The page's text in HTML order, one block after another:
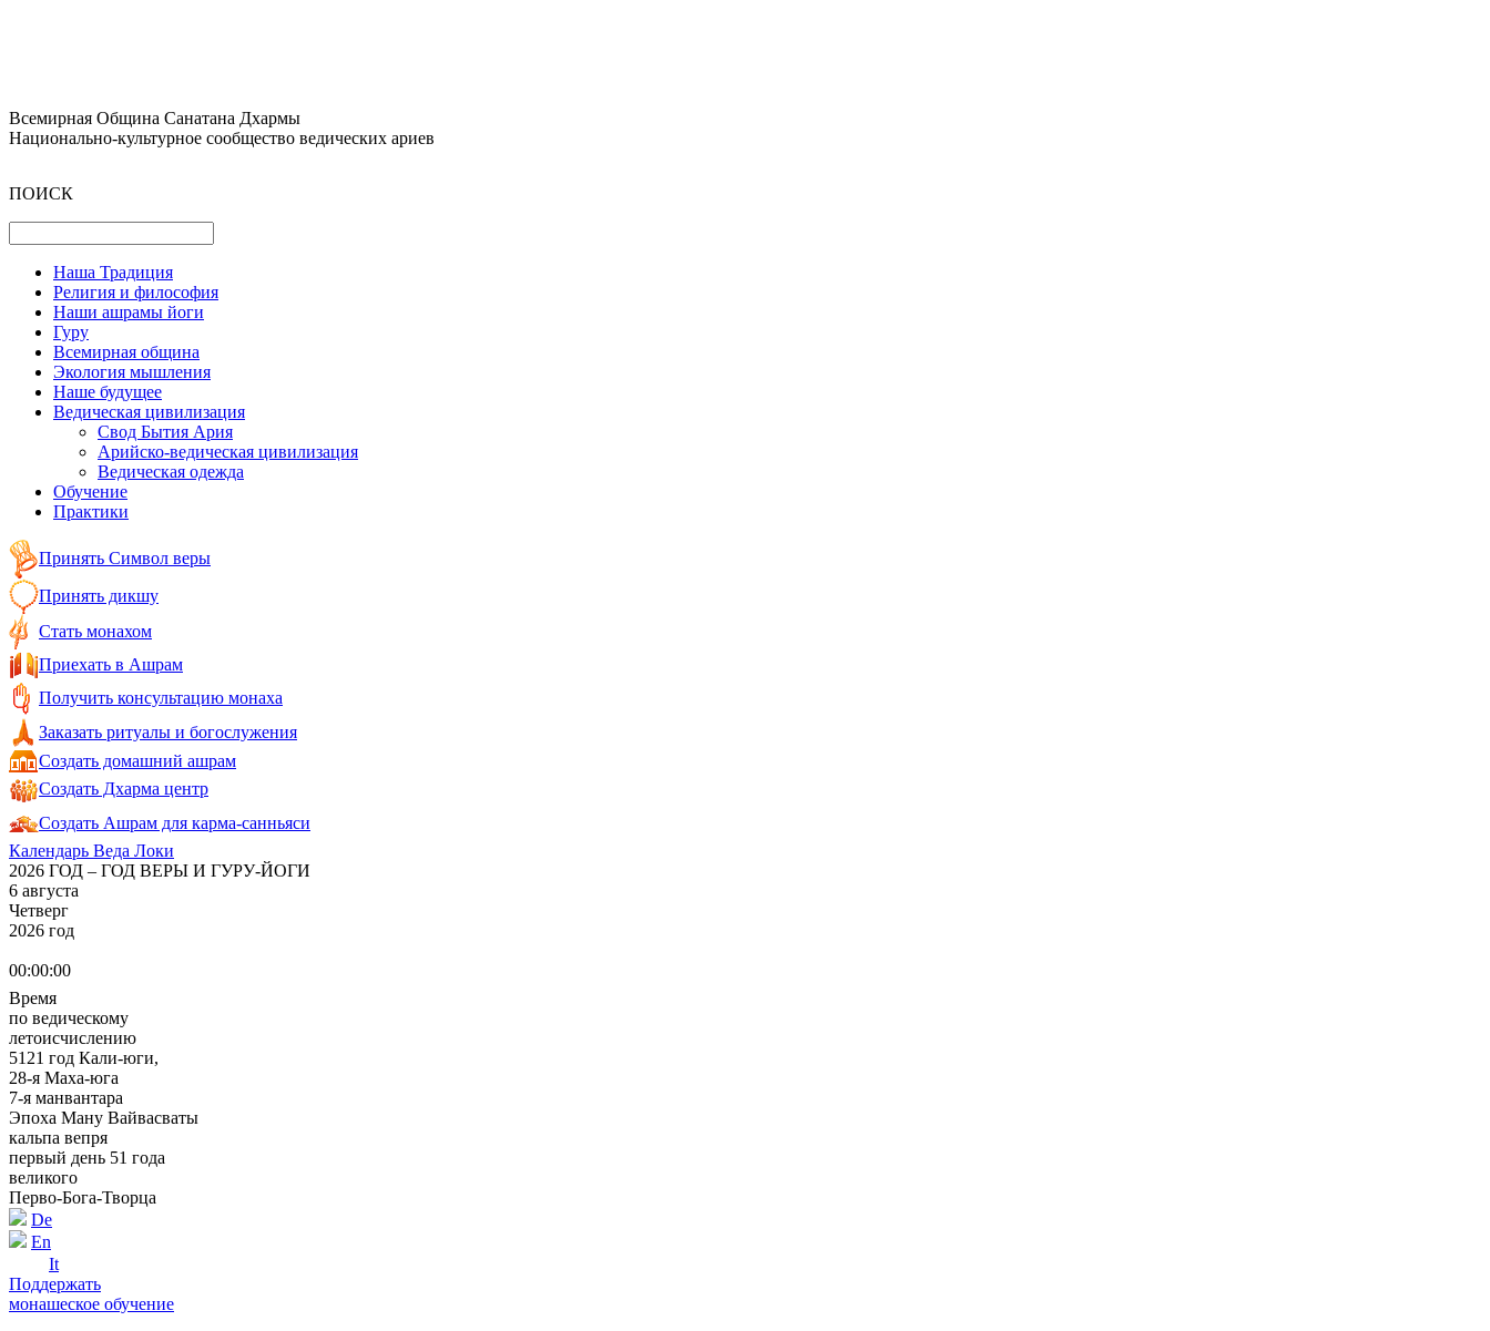
Всемирная Община Санатана Дхармы
Национально-культурное сообщество ведических ариев
ПОИСК
Наша Традиция
Религия и философия
Наши ашрамы йоги
Гуру
Всемирная община
Экология мышления
Наше будущее
Ведическая цивилизация
Свод Бытия Ария
Арийско-ведическая цивилизация
Ведическая одежда
Обучение
Практики
Принять Символ веры
Принять дикшу
Стать монахом
Приехать в Ашрам
Получить консультацию монаха
Заказать ритуалы и богослужения
Создать домашний ашрам
Создать Дхарма центр
Создать Ашрам для карма-санньяси
Календарь Веда Локи
2026 ГОД – ГОД ВЕРЫ И ГУРУ-ЙОГИ
6 августа
Четверг
2026 год
00:00:00
Время
по ведическому
летоисчислению
5121 год Кали-юги,
28-я Маха-юга
7-я манвантара
Эпоха Ману Вайвасваты
кальпа вепря
первый день 51 года
великого
Перво-Бога-Творца
De
En
It
Поддержать
монашеское обучение